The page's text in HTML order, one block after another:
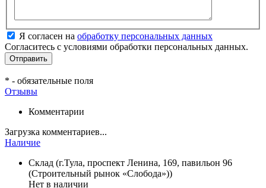
Я согласен на обработку персональных данных
Согласитесь с условиями обработки персональных данных.
* - обязательные поля
Отзывы
Комментарии
Загрузка комментариев...
Наличие
Склад (г.Тула, проспект Ленина, 169, павильон 96
(Строительный рынок «Слобода»))
Нет в наличии